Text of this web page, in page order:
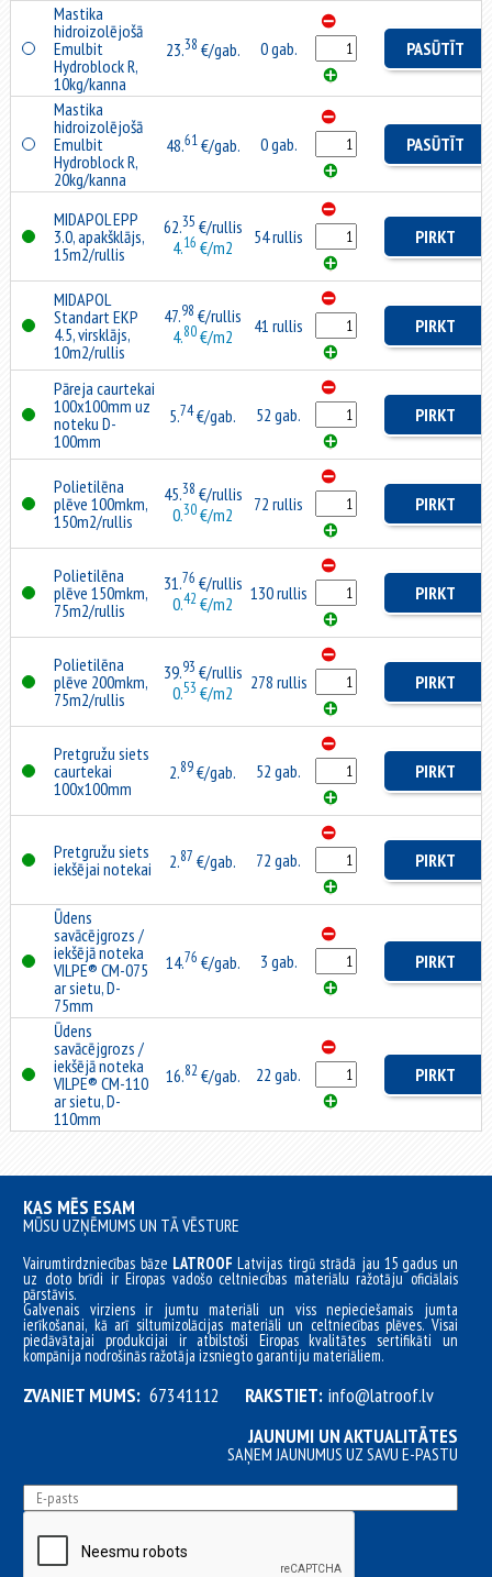
Mastika
hidroizolējošā
Emulbit
Hydroblock R,
10kg/kanna
23.38 €/gab. 0 gab. PASŪTĪT
Mastika
hidroizolējošā
Emulbit
Hydroblock R,
20kg/kanna
48.61€/gab. 0 gab. PASŪTĪT
MIDAPOL EPP
3.0, apakšklājs,
15m2/rullis
62.35 €/rullis
4.16 €/m2
54 rullis PIRKT
MIDAPOL
Standart EKP
4.5, virsklājs,
10m2/rullis
47.98 €/rullis
4.80€/m2
41 rullis PIRKT
Pāreja caurtekai
100x100mm uz
noteku D-
100mm
5.74€/gab. 52 gab. PIRKT
Polietilēna
plēve 100mkm,
150m2/rullis
45.38 €/rullis
0.30€/m2
72 rullis PIRKT
Polietilēna
plēve 150mkm,
75m2/rullis
31.76 €/rullis
0.42€/m2
130 rullis PIRKT
Polietilēna
plēve 200mkm,
75m2/rullis
39.93 €/rullis
0.53 €/m2
278 rullis PIRKT
Pretgružu siets
caurtekai
100x100mm
2.89€/gab. 52 gab. PIRKT
Pretgružu siets
iekšējai notekai
2.87 €/gab. 72 gab. PIRKT
Ūdens
savācējgrozs /
iekšējā noteka
VILPE® CM-075
ar sietu, D-
75mm
14.76 €/gab. 3 gab. PIRKT
Ūdens
savācējgrozs /
iekšējā noteka
VILPE® CM-110
ar sietu, D-
110mm
16.82€/gab. 22 gab. PIRKT
KAS MĒS ESAM
MŪSU UZŅĒMUMS UN TĀ VĒSTURE
Vairumtirdzniecības bāze LATROOFLatvijas tirgū strādā jau 15 gadus un
uz doto brīdi ir Eiropas vadošo celtniecības materiālu ražotāju oficiālais
pārstāvis.
Galvenais virziens ir jumtu materiāli un viss nepieciešamais jumta
ierīkošanai, kā arī siltumizolācijas materiāli un celtniecības plēves. Visai
piedāvātajai produkcijai ir atbilstoši Eiropas kvalitātes sertifikāti un
kompānija nodrošinās ražotāja izsniegto garantiju materiāliem.
ZVANIET MUMS: 67341112 RAKSTIET: info@latroof.lv
JAUNUMI UN AKTUALITĀTES
SAŅEM JAUNUMUS UZ SAVU E-PASTU